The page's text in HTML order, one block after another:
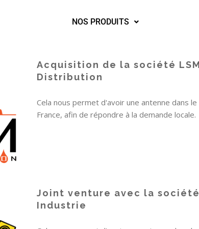
NOS PRODUITS
Acquisition de la société LSM
Distribution
Cela nous permet d'avoir une antenne dans
France, afin de répondre à la demande locale.
Joint venture avec la société
Industrie